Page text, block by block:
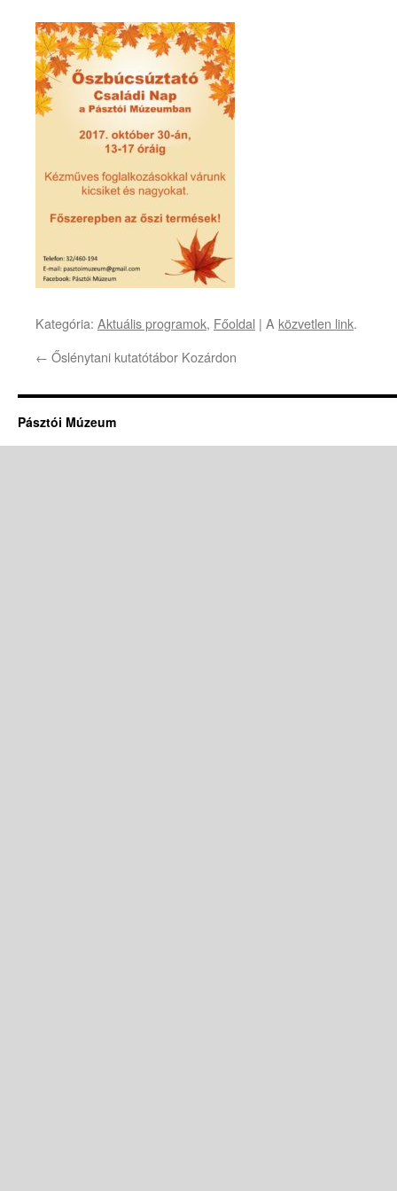
Kategória: Aktuális programok, Főoldal | A közvetlen link.
← Őslénytani kutatótábor Kozárdon
Pásztói Múzeum